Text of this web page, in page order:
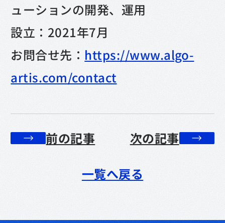
ューションの開発、運用
設立：2021年7月
お問合せ先： https://www.algo-
artis.com/contact
前の記事 次の記事
一覧へ戻る